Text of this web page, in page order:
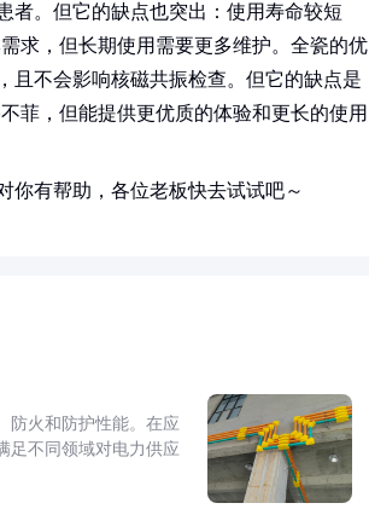
者。但它的缺点也突出：使用寿命较短
求，但长期使用需要更多维护。全瓷的优
且不会影响核磁共振检查。但它的缺点是
菲，但能提供更优质的体验和更长的使用
你有帮助，各位老板快去试试吧～
防火和防护性能。在应
足不同领域对电力供应